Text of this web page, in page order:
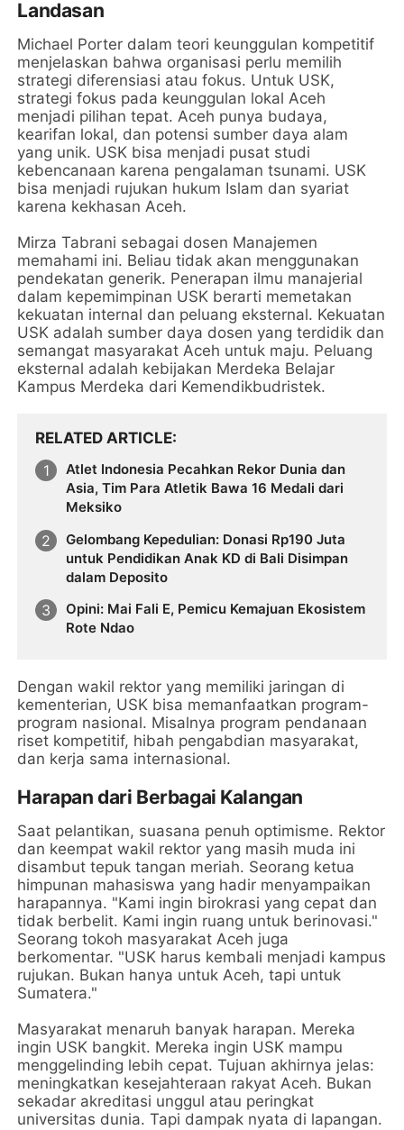
Landasan
Michael Porter dalam teori keunggulan kompetitif
menjelaskan bahwa organisasi perlu memilih
strategi diferensiasi atau fokus. Untuk USK,
strategi fokus pada keunggulan lokal Aceh
menjadi pilihan tepat. Aceh punya budaya,
kearifan lokal, dan potensi sumber daya alam
yang unik. USK bisa menjadi pusat studi
kebencanaan karena pengalaman tsunami. USK
bisa menjadi rujukan hukum Islam dan syariat
karena kekhasan Aceh.
Mirza Tabrani sebagai dosen Manajemen
memahami ini. Beliau tidak akan menggunakan
pendekatan generik. Penerapan ilmu manajerial
dalam kepemimpinan USK berarti memetakan
kekuatan internal dan peluang eksternal. Kekuatan
USK adalah sumber daya dosen yang terdidik dan
semangat masyarakat Aceh untuk maju. Peluang
eksternal adalah kebijakan Merdeka Belajar
Kampus Merdeka dari Kemendikbudristek.
RELATED ARTICLE
Atlet Indonesia Pecahkan Rekor Dunia dan
Asia, Tim Para Atletik Bawa 16 Medali dari
Meksiko
Gelombang Kepedulian: Donasi Rp190 Juta
untuk Pendidikan Anak KD di Bali Disimpan
dalam Deposito
Opini: Mai Fali E, Pemicu Kemajuan Ekosistem
Rote Ndao
Dengan wakil rektor yang memiliki jaringan di
kementerian, USK bisa memanfaatkan program-
program nasional. Misalnya program pendanaan
riset kompetitif, hibah pengabdian masyarakat,
dan kerja sama internasional.
Harapan dari Berbagai Kalangan
Saat pelantikan, suasana penuh optimisme. Rektor
dan keempat wakil rektor yang masih muda ini
disambut tepuk tangan meriah. Seorang ketua
himpunan mahasiswa yang hadir menyampaikan
harapannya. "Kami ingin birokrasi yang cepat dan
tidak berbelit. Kami ingin ruang untuk berinovasi."
Seorang tokoh masyarakat Aceh juga
berkomentar. "USK harus kembali menjadi kampus
rujukan. Bukan hanya untuk Aceh, tapi untuk
Sumatera."
Masyarakat menaruh banyak harapan. Mereka
ingin USK bangkit. Mereka ingin USK mampu
menggelinding lebih cepat. Tujuan akhirnya jelas:
meningkatkan kesejahteraan rakyat Aceh. Bukan
sekadar akreditasi unggul atau peringkat
universitas dunia. Tapi dampak nyata di lapangan.